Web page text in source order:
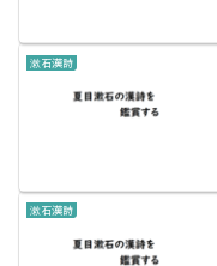
漱石漢詩
漱石漢詩